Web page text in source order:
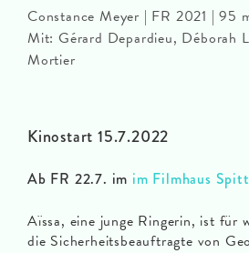
Kinostart 15.7.2022
Ab FR 22.7. im im Filmhaus
Aïssa, eine junge Ringerin, ist für
die Sicherheitsbeauftragte von
Constance Meyer | FR 2021 | 95
Mit: Gérard Depardieu, Déborah
Mortier